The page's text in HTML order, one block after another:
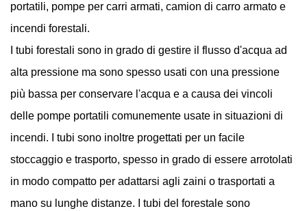
portatili, pompe per carri armati, camion di carro armato e
incendi forestali.
I tubi forestali sono in grado di gestire il flusso d'acqua ad
alta pressione ma sono spesso usati con una pressione
più bassa per conservare l'acqua e a causa dei vincoli
delle pompe portatili comunemente usate in situazioni di
incendi. I tubi sono inoltre progettati per un facile
stoccaggio e trasporto, spesso in grado di essere arrotolati
in modo compatto per adattarsi agli zaini o trasportati a
mano su lunghe distanze. I tubi del forestale sono